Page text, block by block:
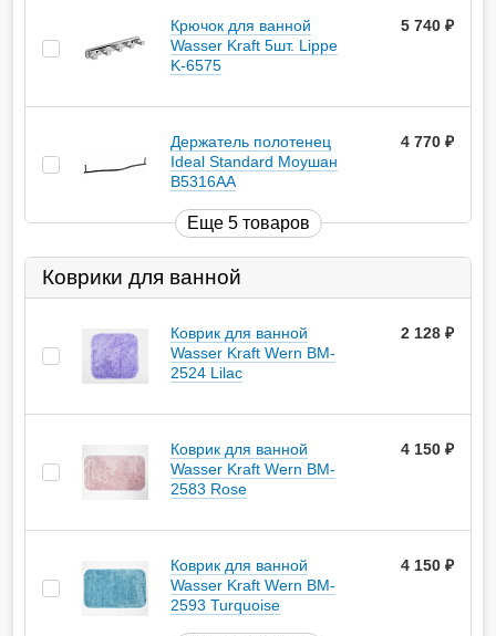
Крючок для ванной
Wasser Kraft 5шт. Lippe
K-6575
5 740
Держатель полотенец
Ideal Standard Моушан
B5316AA
4 770
Еще 5 товаров
Коврики для ванной
Коврик для ванной
Wasser Kraft Wern BM-
2524 Lilac
2 128
Коврик для ванной
Wasser Kraft Wern BM-
2583 Rose
4 150
Коврик для ванной
Wasser Kraft Wern BM-
2593 Turquoise
4 150